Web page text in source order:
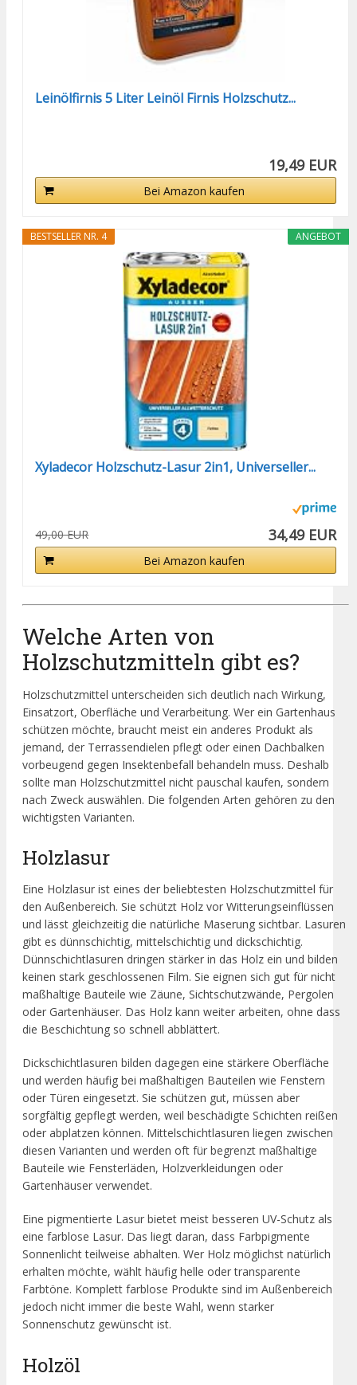
Leinölfirnis 5 Liter Leinöl Firnis Holzschutz...
19,49 EUR
Bei Amazon kaufen
ANGEBOT
BESTSELLER NR. 4
Xyladecor Holzschutz-Lasur 2in1, Universeller...
49,00 EUR 34,49 EUR
Bei Amazon kaufen
Welche Arten von
Holzschutzmitteln gibt es?
Holzschutzmittel unterscheiden sich deutlich nach Wirkung,
Einsatzort, Oberfläche und Verarbeitung. Wer ein Gartenhaus
schützen möchte, braucht meist ein anderes Produkt als
jemand, der Terrassendielen pflegt oder einen Dachbalken
vorbeugend gegen Insektenbefall behandeln muss. Deshalb
sollte man Holzschutzmittel nicht pauschal kaufen, sondern
nach Zweck auswählen. Die folgenden Arten gehören zu den
wichtigsten Varianten.
Holzlasur
Eine Holzlasur ist eines der beliebtesten Holzschutzmittel für
den Außenbereich. Sie schützt Holz vor Witterungseinflüssen
und lässt gleichzeitig die natürliche Maserung sichtbar. Lasuren
gibt es dünnschichtig, mittelschichtig und dickschichtig.
Dünnschichtlasuren dringen stärker in das Holz ein und bilden
keinen stark geschlossenen Film. Sie eignen sich gut für nicht
maßhaltige Bauteile wie Zäune, Sichtschutzwände, Pergolen
oder Gartenhäuser. Das Holz kann weiter arbeiten, ohne dass
die Beschichtung so schnell abblättert.
Dickschichtlasuren bilden dagegen eine stärkere Oberfläche
und werden häufig bei maßhaltigen Bauteilen wie Fenstern
oder Türen eingesetzt. Sie schützen gut, müssen aber
sorgfältig gepflegt werden, weil beschädigte Schichten reißen
oder abplatzen können. Mittelschichtlasuren liegen zwischen
diesen Varianten und werden oft für begrenzt maßhaltige
Bauteile wie Fensterläden, Holzverkleidungen oder
Gartenhäuser verwendet.
Eine pigmentierte Lasur bietet meist besseren UV-Schutz als
eine farblose Lasur. Das liegt daran, dass Farbpigmente
Sonnenlicht teilweise abhalten. Wer Holz möglichst natürlich
erhalten möchte, wählt häufig helle oder transparente
Farbtöne. Komplett farblose Produkte sind im Außenbereich
jedoch nicht immer die beste Wahl, wenn starker
Sonnenschutz gewünscht ist.
Holzöl